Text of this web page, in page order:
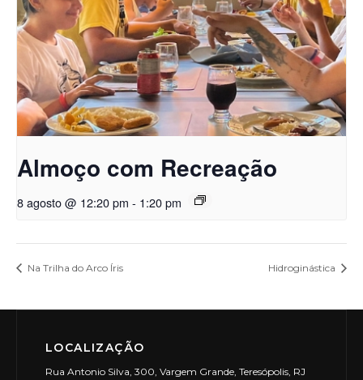
Almoço com Recreação
8 agosto @ 12:20 pm - 1:20 pm
Na Trilha do Arco Íris Hidroginástica
LOCALIZAÇÃO
Rua Antonio Silva, 300, Vargem Grande, Teresópolis, RJ